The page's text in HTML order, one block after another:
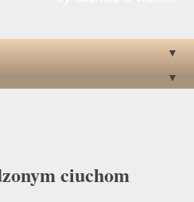
▼
▼
ciuchom